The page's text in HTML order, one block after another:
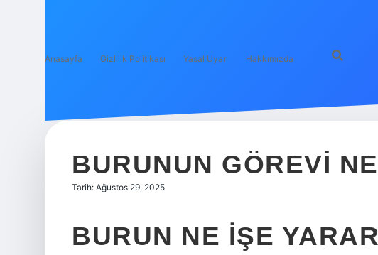
Anasayfa Gizlilik Politikası Yasal Uyarı Hakkımızda
BURUNUN GÖREVI
Tarih: Ağustos 29, 2025
BURUN NE IŞE